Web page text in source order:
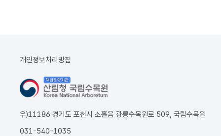
개인정보처리방침
우)11186 경기도 포천시 소흘읍 광릉수목원로 509, 국립수목원
031-540-1035